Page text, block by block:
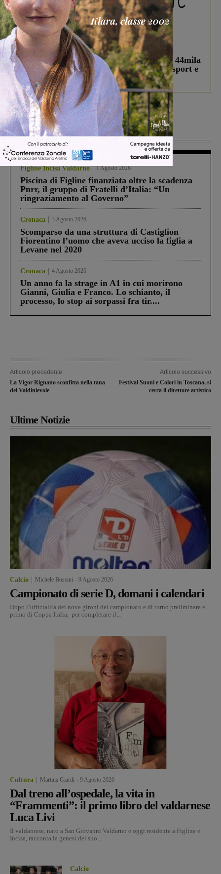
In vetrina 3 Agosto 2026
Estra Notizie agosto: Smart Cities, oltre 44mila
studenti coinvolti, torna il bando per lo sport e
debutta il podcast Estrair
Più lette
Figline Incisa Valdarno 1 Agosto 2026
Piscina di Figline finanziata oltre la scadenza
Pnrr, il gruppo di Fratelli d’Italia: “Un
ringraziamento al Governo”
Cronaca 3 Agosto 2026
Scomparso da una struttura di Castiglion
Fiorentino l’uomo che aveva ucciso la figlia a
Levane nel 2020
Cronaca 4 Agosto 2026
Un anno fa la strage in A1 in cui morirono
Gianni, Giulia e Franco. Lo schianto, il
processo, lo stop ai sorpassi fra tir....
Articolo precedente
La Vigor Rignano sconfitta nella tana
del Valdinievole
Articolo successivo
Festival Suoni e Colori in Toscana, si
cerca il direttore artistico
Ultime Notizie
Calcio Michele Bossini 9 Agosto 2026
Campionato di serie D, domani i calendari
Dopo l’ufficialità dei nove gironi del campionato e di turno preliminare e
primo di Coppa Italia, per completare il...
Cultura Martina Giardi 9 Agosto 2026
Dal treno all’ospedale, la vita in
“Frammenti”: il primo libro del valdarnese
Luca Livi
Il valdarnese, nato a San Giovanni Valdarno e oggi residente a Figline e
Incisa, racconta la genesi del suo...
Calcio